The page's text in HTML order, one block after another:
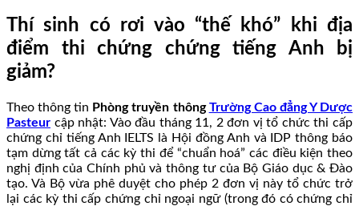
Thí sinh có rơi vào “thế khó” khi địa
điểm thi chứng chứng tiếng Anh bị
giảm?
Theo thông tin Phòng truyền thôngTrường Cao đẳng Y Dược
Pasteur cập nhật: Vào đầu tháng 11, 2 đơn vị tổ chức thi cấp
chứng chỉ tiếng Anh IELTS là Hội đồng Anh và IDP thông báo
tạm dừng tất cả các kỳ thi để “chuẩn hoá” các điều kiện theo
nghị định của Chính phủ và thông tư của Bộ Giáo dục & Đào
tạo. Và Bộ vừa phê duyệt cho phép 2 đơn vị này tổ chức trở
lại các kỳ thi cấp chứng chỉ ngoại ngữ (trong đó có chứng chỉ